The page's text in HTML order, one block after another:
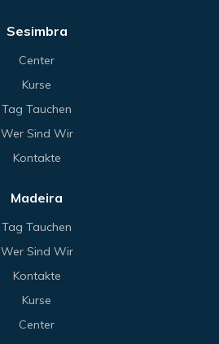
Sesimbra
Center
Kurse
Tag Tauchen
Wer Sind Wir
Kontakte
Madeira
Tag Tauchen
Wer Sind Wir
Kontakte
Kurse
Center